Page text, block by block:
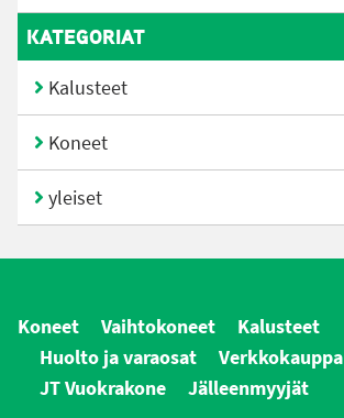
KATEGORIAT
Kalusteet
Koneet
yleiset
Koneet Vaihtokoneet
Kalusteet
Huolto ja varaosat
Verkkokauppa
JT Vuokrakone
Jälleenmyyjät